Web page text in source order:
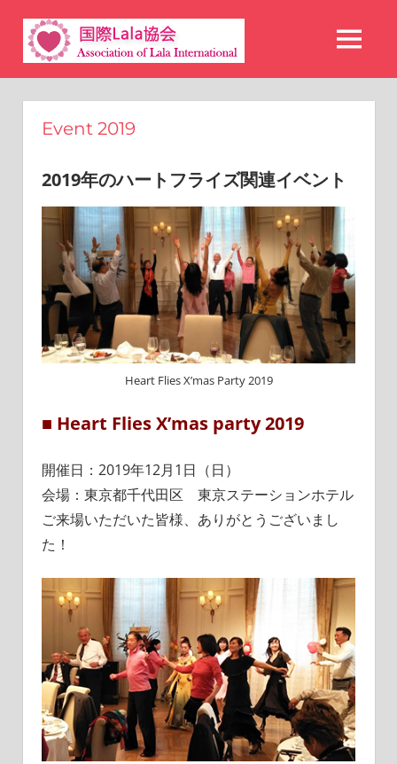
際
会
MENU
Event 2019
2019年のハートフライズ関連イベント
Heart Flies X’mas Party 2019
■ Heart Flies X’mas party 2019
開催日：2019年12月1日（日）
会場：東京都千代田区 東京ステーションホテル
ご来場いただいた皆様、ありがとうございまし
た！